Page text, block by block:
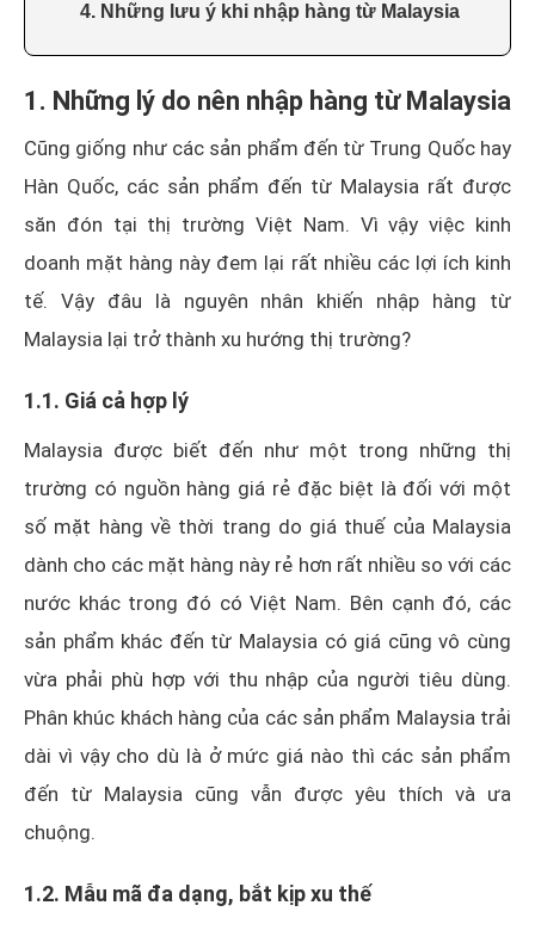
4. Những lưu ý khi nhập hàng từ Malaysia
1. Những lý do nên nhập hàng từ Malaysia
Cũng giống như các sản phẩm đến từ Trung Quốc hay
Hàn Quốc, các sản phẩm đến từ Malaysia rất được
săn đón tại thị trường Việt Nam. Vì vậy việc kinh
doanh mặt hàng này đem lại rất nhiều các lợi ích kinh
tế. Vậy đâu là nguyên nhân khiến nhập hàng từ
Malaysia lại trở thành xu hướng thị trường?
1.1. Giá cả hợp lý
Malaysia được biết đến như một trong những thị
trường có nguồn hàng giá rẻ đặc biệt là đối với một
số mặt hàng về thời trang do giá thuế của Malaysia
dành cho các mặt hàng này rẻ hơn rất nhiều so với các
nước khác trong đó có Việt Nam. Bên cạnh đó, các
sản phẩm khác đến từ Malaysia có giá cũng vô cùng
vừa phải phù hợp với thu nhập của người tiêu dùng.
Phân khúc khách hàng của các sản phẩm Malaysia trải
dài vì vậy cho dù là ở mức giá nào thì các sản phẩm
đến từ Malaysia cũng vẫn được yêu thích và ưa
chuộng.
1.2. Mẫu mã đa dạng, bắt kịp xu thế